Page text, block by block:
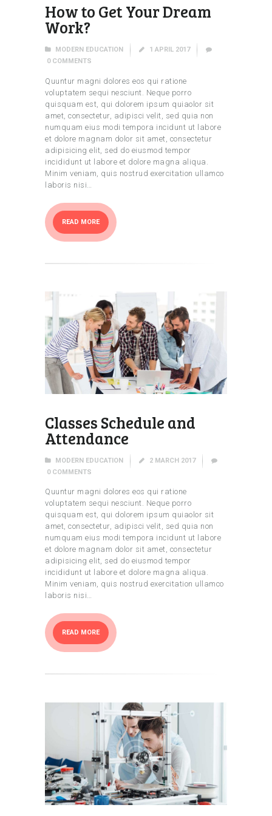
How to Get Your Dream
Work?
MODERN EDUCATION
1 APRIL 2017
0 COMMENTS
Quuntur magni dolores eos qui ratione
voluptatem sequi nesciunt. Neque porro
quisquam est, qui dolorem ipsum quiaolor sit
amet, consectetur, adipisci velit, sed quia non
numquam eius modi tempora incidunt ut labore
et dolore magnam dolor sit amet, consectetur
adipisicing elit, sed do eiusmod tempor
incididunt ut labore et dolore magna aliqua.
Minim veniam, quis nostrud exercitation ullamco
laboris nisi…
READ MORE
Classes Schedule and
Attendance
MODERN EDUCATION
2 MARCH 2017
0 COMMENTS
Quuntur magni dolores eos qui ratione
voluptatem sequi nesciunt. Neque porro
quisquam est, qui dolorem ipsum quiaolor sit
amet, consectetur, adipisci velit, sed quia non
numquam eius modi tempora incidunt ut labore
et dolore magnam dolor sit amet, consectetur
adipisicing elit, sed do eiusmod tempor
incididunt ut labore et dolore magna aliqua.
Minim veniam, quis nostrud exercitation ullamco
laboris nisi…
READ MORE